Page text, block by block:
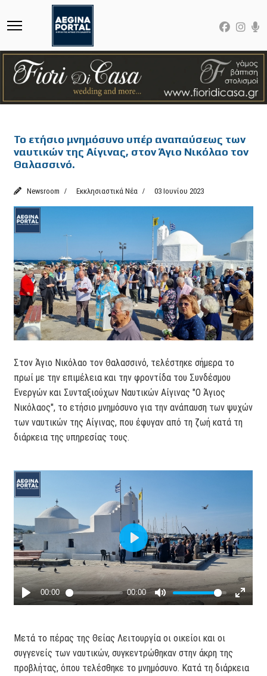
Το ετήσιο μνημόσυνο υπέρ αναπαύσεως των
ναυτικών της Αίγινας, στον Άγιο Νικόλαο τον
Θαλασσινό.
Newsroom Εκκλησιαστικά Νέα 03 Ιουνίου 2023
Στον Άγιο Νικόλαο τον Θαλασσινό, τελέστηκε σήμερα το
πρωί με την επιμέλεια και την φροντίδα του Συνδέσμου
Ενεργών και Συνταξιούχων Ναυτικών Αίγινας "Ο Άγιος
Νικόλαος", το ετήσιο μνημόσυνο για την ανάπαυση των ψυχών
των ναυτικών της Αίγινας, που έφυγαν από τη ζωή κατά τη
διάρκεια της υπηρεσίας τους.
Μετά το πέρας της Θείας Λειτουργία οι οικείοι και οι
συγγενείς των ναυτικών, συγκεντρώθηκαν στην άκρη της
προβλήτας, όπου τελέσθηκε το μνημόσυνο. Κατά τη διάρκεια